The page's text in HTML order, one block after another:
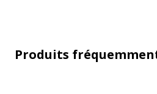
Produits